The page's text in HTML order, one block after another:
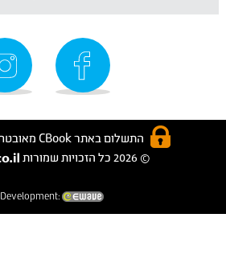
התשלום באתר CBook מאובטח בטכנולוגית SSL
© 2026 כל הזכויות שמורות
Development: